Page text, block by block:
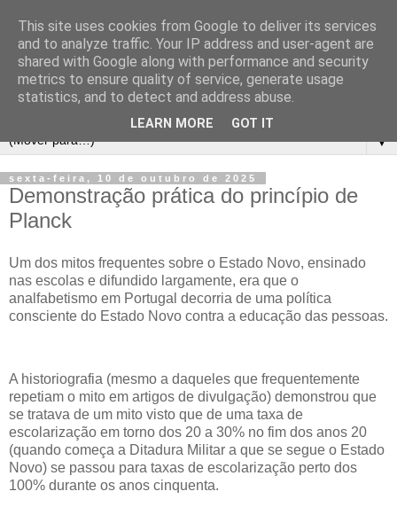
▼
sexta-feira, 10 de outubro de 2025
Demonstração prática do princípio de
Planck
Um dos mitos frequentes sobre o Estado Novo, ensinado
nas escolas e difundido largamente, era que o
analfabetismo em Portugal decorria de uma política
consciente do Estado Novo contra a educação das pessoas.
A historiografia (mesmo a daqueles que frequentemente
repetiam o mito em artigos de divulgação) demonstrou que
se tratava de um mito visto que de uma taxa de
escolarização em torno dos 20 a 30% no fim dos anos 20
(quando começa a Ditadura Militar a que se segue o Estado
Novo) se passou para taxas de escolarização perto dos
100% durante os anos cinquenta.
This site uses cookies from Google to deliver its services
and to analyze traffic. Your IP address and user-agent are
shared with Google along with performance and security
metrics to ensure quality of service, generate usage
statistics, and to detect and address abuse.
LEARN MORE GOT IT